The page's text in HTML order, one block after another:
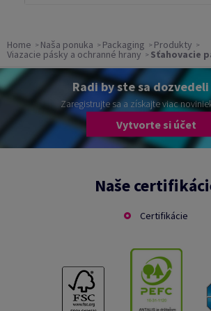
Home Naša ponuka Packaging Produkty
Viazacie pásky a ochranné hrany Sťahovacie
Radi by ste sa dozvedeli
Zaregistrujte sa a získajte viac
Vytvorte si účet
Naše
Certifikácie